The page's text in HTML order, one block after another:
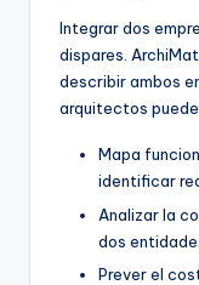
Integrar dos
dispares.
describir ambos
arquitectos
Mapa
identificar
Analizar la
dos
Prever el